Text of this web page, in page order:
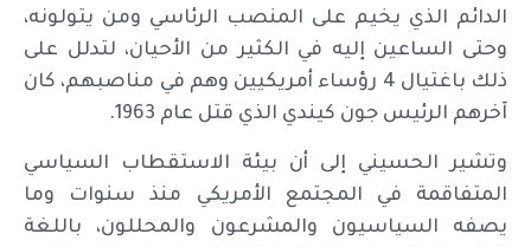
الدائم الذي يخيم على المنصب الرئاسي ومن يتولونه،
وحتى الساعين إليه في الكثير من الأحيان، لتدلل على
ذلك باغتيال 4 رؤساء أمريكيين وهم في مناصبهم، كان
آخرهم الرئيس جون كيندي الذي قتل عام 1963.
وتشير الحسيني إلى أن بيئة الاستقطاب السياسي
المتفاقمة في المجتمع الأمريكي منذ سنوات وما
يصفه السياسيون والمشرعون والمحللون، باللغة